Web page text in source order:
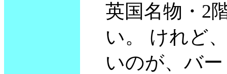
英国名物・2
い。 けれど
いのが、バ